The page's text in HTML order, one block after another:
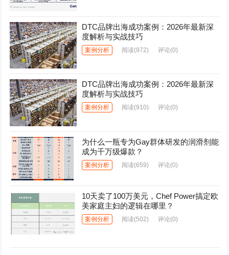
DTC品牌出海成功案例：2026年最新深
度解析与实战技巧
案例分析 阅读(972) 评论(0)
DTC品牌出海成功案例：2026年最新深
度解析与实战技巧
案例分析 阅读(910) 评论(0)
为什么一瓶专为Gay群体研发的润滑剂能
成为千万级爆款？
案例分析 阅读(659) 评论(0)
10天卖了100万美元，Chef Power搞定欧
美家庭主妇的逻辑在哪里？
案例分析 阅读(502) 评论(0)